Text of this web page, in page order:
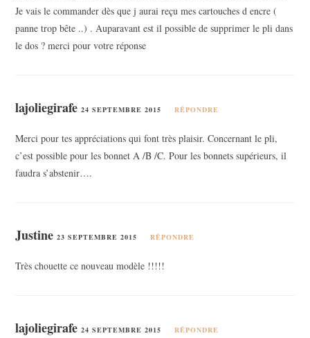
Je vais le commander dès que j aurai reçu mes cartouches d encre (
panne trop bête ..) . Auparavant est il possible de supprimer le pli dans
le dos ? merci pour votre réponse
lajoliegirafe 24 SEPTEMBRE 2015 RÉPONDRE
Merci pour tes appréciations qui font très plaisir. Concernant le pli,
c’est possible pour les bonnet A /B /C. Pour les bonnets supérieurs, il
faudra s’abstenir….
Justine 23 SEPTEMBRE 2015 RÉPONDRE
Très chouette ce nouveau modèle !!!!!
lajoliegirafe 24 SEPTEMBRE 2015 RÉPONDRE